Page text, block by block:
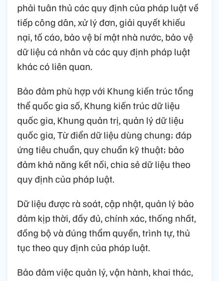
phải tuân thủ các quy định của pháp luật về
tiếp công dân, xử lý đơn, giải quyết khiếu
nại, tố cáo, bảo vệ bí mật nhà nước, bảo vệ
dữ liệu cá nhân và các quy định pháp luật
khác có liên quan.
Bảo đảm phù hợp với Khung kiến trúc tổng
thể quốc gia số, Khung kiến trúc dữ liệu
quốc gia, Khung quản trị, quản lý dữ liệu
quốc gia, Từ điển dữ liệu dùng chung; đáp
ứng tiêu chuẩn, quy chuẩn kỹ thuật; bảo
đảm khả năng kết nối, chia sẻ dữ liệu theo
quy định của pháp luật.
Dữ liệu được rà soát, cập nhật, quản lý bảo
đảm kịp thời, đầy đủ, chính xác, thống nhất,
đồng bộ và đúng thẩm quyền, trình tự, thủ
tục theo quy định của pháp luật.
Bảo đảm việc quản lý, vận hành, khai thác,